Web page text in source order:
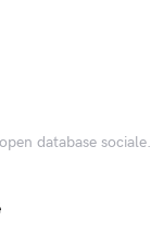
database sociale.